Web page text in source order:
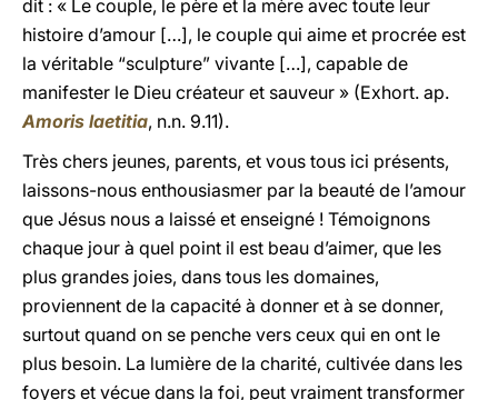
dit : « Le couple, le père et la mère avec toute leur
histoire d’amour […], le couple qui aime et procrée est
la véritable “sculpture” vivante […], capable de
manifester le Dieu créateur et sauveur » (Exhort. ap.
Amoris laetitia, n.n. 9.11).
Très chers jeunes, parents, et vous tous ici présents,
laissons-nous enthousiasmer par la beauté de l’amour
que Jésus nous a laissé et enseigné ! Témoignons
chaque jour à quel point il est beau d’aimer, que les
plus grandes joies, dans tous les domaines,
proviennent de la capacité à donner et à se donner,
surtout quand on se penche vers ceux qui en ont le
plus besoin. La lumière de la charité, cultivée dans les
foyers et vécue dans la foi, peut vraiment transformer